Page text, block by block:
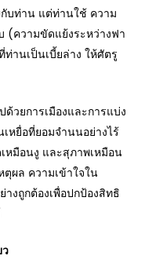
บท่าน แต่ท่านใช้ ความ
(ความขัดแย้งระหว่างฟา
านเป็นเบี้ยล่าง ให้ศัตรู
วยการเมืองและการแบ่ง
หยื่อที่ยอมจำนนอย่างไร้
เหมือนงู และสุภาพเหมือน
ตุผล ความเข้าใจใน
งถูกต้องเพื่อปกป้องสิทธิ